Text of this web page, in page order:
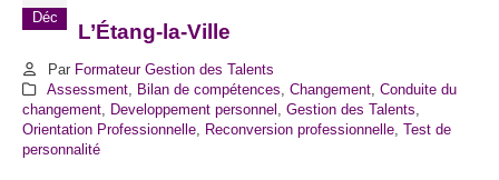
Déc
L’Étang-la-Ville
Par Formateur Gestion des Talents
Assessment, Bilan de compétences Changement, Conduite du
changement
Developpement personnel Gestion des Talents
Orientation Professionnelle
Reconversion professionnelle Test de
personnalité